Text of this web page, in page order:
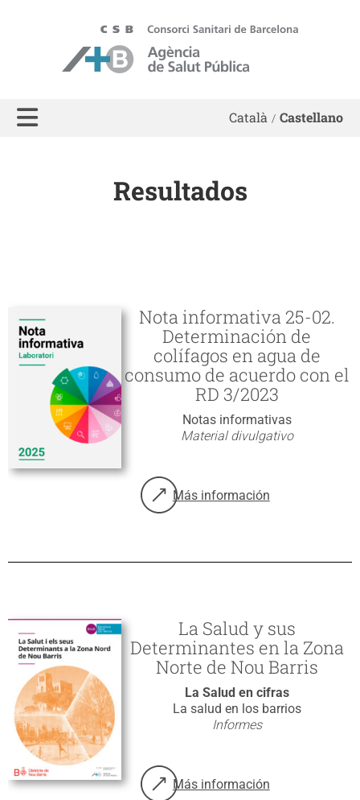
Català Castellano
Resultados
Nota informativa 25-02.
Determinación de
colífagos en agua de
consumo de acuerdo con el
RD 3/2023
Notas informativas
Material divulgativo
Más información
sobre: Nota informativa 25-02.
La Salud y sus
Determinantes en la Zona
Norte de Nou Barris
La Salud en cifras
La salud en los barrios
Informes
Más información
sobre: La Salud y sus